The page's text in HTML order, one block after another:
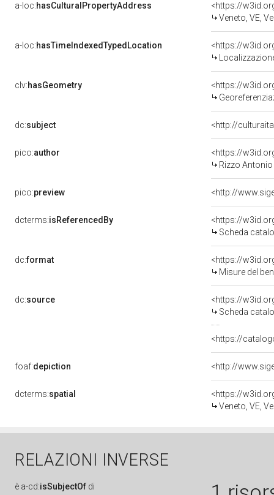
a-loc:hasCulturalPropertyAddress
<https://
Veneto, VE,
a-loc:hasTimeIndexedTypedLocation
<https://
clv:hasGeometry
<https://
dc:subject <http://
pico:author
<https://
Rizzo
pico:preview
dcterms:isReferencedBy
<https://
Scheda
dc:format
<https://
Misure del
dc:source
<https://
Scheda
<https://
foaf:depiction
dcterms:spatial
<https://
Veneto, VE,
RELAZIONI INVERSE
è a-cd:isSubjectOf di